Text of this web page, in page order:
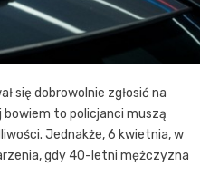
się dobrowolnie zgłosić na
to policjanci muszą
Jednakże, 6 kwietnia, w
gdy 40-letni mężczyzna